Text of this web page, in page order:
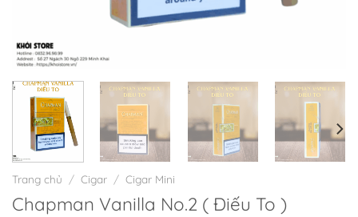
Trang chủ / Cigar / Cigar Mini
Chapman Vanilla No.2 ( Điếu To )